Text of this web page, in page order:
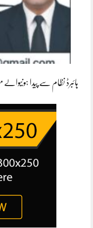
ہائبرڈ نظام سے پیدا ہونیوالے